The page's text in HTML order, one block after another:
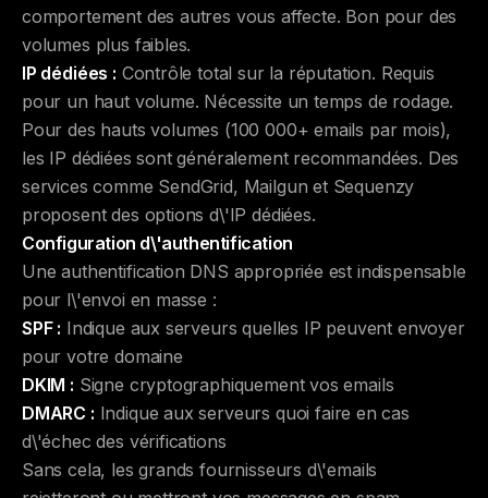
comportement des autres vous affecte. Bon pour des
volumes plus faibles.
IP dédiées : Contrôle total sur la réputation. Requis
pour un haut volume. Nécessite un temps de rodage.
Pour des hauts volumes (100 000+ emails par mois),
les IP dédiées sont généralement recommandées. Des
services comme SendGrid, Mailgun et Sequenzy
proposent des options d\'IP dédiées.
Configuration d\'authentification
Une authentification DNS appropriée est indispensable
pour l\'envoi en masse :
SPF : Indique aux serveurs quelles IP peuvent envoyer
pour votre domaine
DKIM : Signe cryptographiquement vos emails
DMARC : Indique aux serveurs quoi faire en cas
d\'échec des vérifications
Sans cela, les grands fournisseurs d\'emails